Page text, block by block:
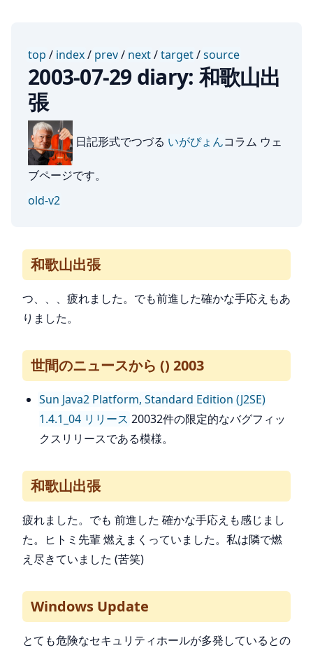
top / index/ prev/ next/target/source
2003-07-29 diary: 和歌山出
張
日記形式でつづる いがぴょんコラム ウェ
ブページです。
old-v2
和歌山出張
つ、、、疲れました。でも前進した確かな手応えもあ
りました。
世間のニュースから () 2003
Sun Java2 Platform, Standard Edition (J2SE)
1.4.1_04 リリース 20032件の限定的なバグフィッ
クスリリースである模様。
和歌山出張
疲れました。でも 前進した 確かな手応えも感じまし
た。ヒトミ先輩 燃えまくっていました。私は隣で燃
え尽きていました (苦笑)
Windows Update
とても危険なセキュリティホールが多発しているとの